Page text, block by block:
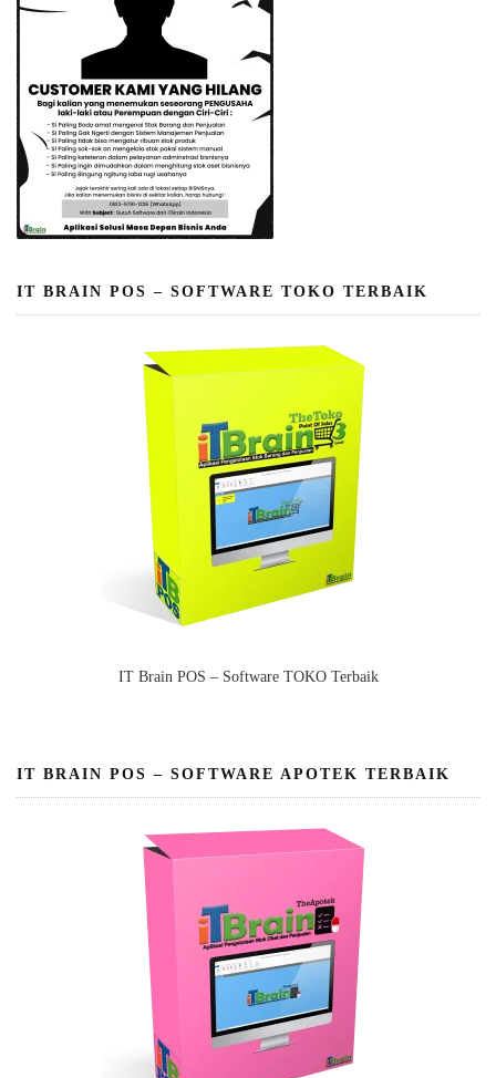
IT BRAIN POS – SOFTWARE TOKO TERBAIK
IT Brain POS – Software TOKO Terbaik
IT BRAIN POS – SOFTWARE APOTEK TERBAIK